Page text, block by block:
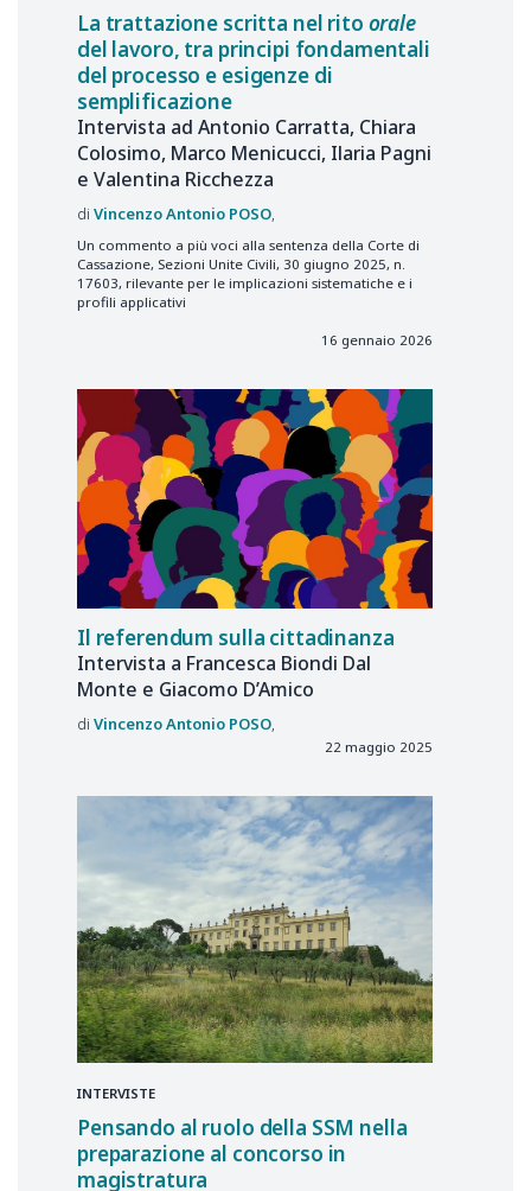
La trattazione scritta nel rito orale
del lavoro, tra principi fondamentali
del processo e esigenze di
semplificazione
Intervista ad Antonio Carratta, Chiara
Colosimo, Marco Menicucci, Ilaria Pagni
e Valentina Ricchezza
Vincenzo Antonio POSO
Un commento a più voci alla sentenza della Corte di
Cassazione, Sezioni Unite Civili, 30 giugno 2025, n.
17603, rilevante per le implicazioni sistematiche e i
profili applicativi
16 gennaio 2026
Il referendum sulla cittadinanza
Intervista a Francesca Biondi Dal
Monte e Giacomo D’Amico
Vincenzo Antonio POSO
22 maggio 2025
INTERVISTE
Pensando al ruolo della SSM nella
preparazione al concorso in
magistratura